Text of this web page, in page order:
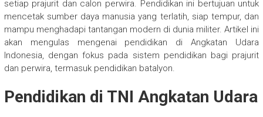
setiap prajurit dan calon perwira. Pendidikan ini bertujuan untuk
mencetak sumber daya manusia yang terlatih, siap tempur, dan
mampu menghadapi tantangan modern di dunia militer. Artikel ini
akan mengulas mengenai pendidikan di Angkatan Udara
Indonesia, dengan fokus pada sistem pendidikan bagi prajurit
dan perwira, termasuk pendidikan batalyon.
Pendidikan di TNI Angkatan Udara